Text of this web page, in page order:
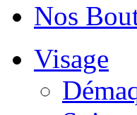
Nos
Visage